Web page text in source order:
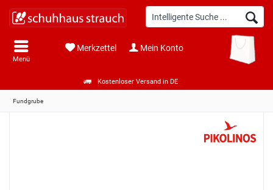
Kostenloser Versand in DE
Menü
Merkzettel Mein Konto
Fundgrube